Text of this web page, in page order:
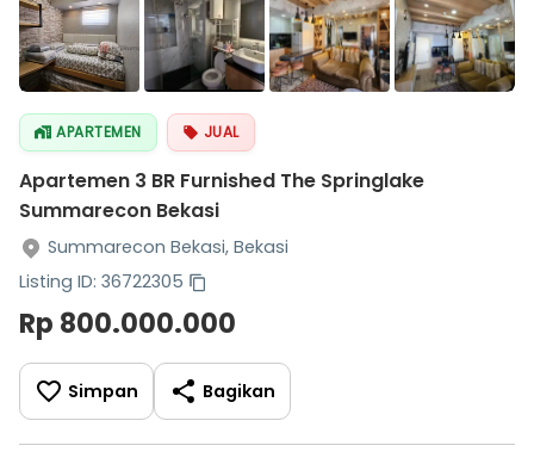
APARTEMEN JUAL
Apartemen 3 BR Furnished The Springlake
Summarecon Bekasi
Summarecon Bekasi, Bekasi
Listing ID: 36722305
Rp 800.000.000
Simpan Bagikan